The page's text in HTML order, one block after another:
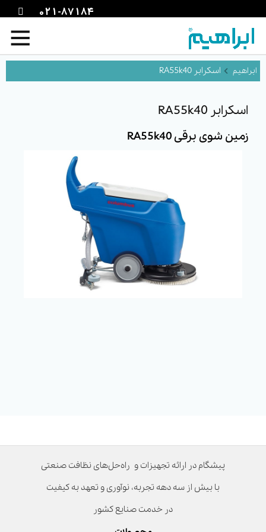
021-87184
اسکرابر RA55k40
اسکرابر RA55k40
زمین شوی برقی RA55k40
پیشگام در ارائه تجهیزات و راه‌حل‌های نظافت صنعتی
با بیش از سه دهه تجربه، نوآوری و تعهد به کیفیت
در خدمت صنایع کشور